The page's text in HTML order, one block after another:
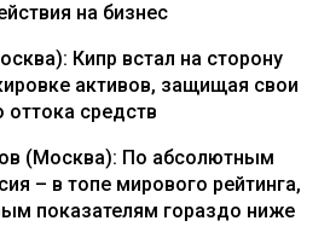
на бизнес
Кипр встал на сторону
активов, защищая свои
оттока средств
(Москва): По абсолютным
– в топе мирового рейтинга,
показателям гораздо ниже